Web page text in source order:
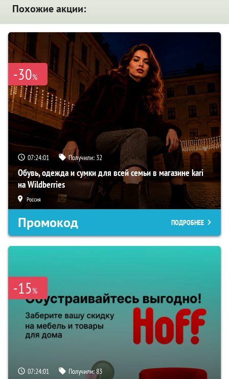
Похожие акции:
-30%
07:24:00 Получили: 32
Обувь, одежда и сумки для всей семьи в магазине kari
на Wildberries
Россия
Промокод ПОДРОБНЕЕ
-15%
07:24:00 Получили:83